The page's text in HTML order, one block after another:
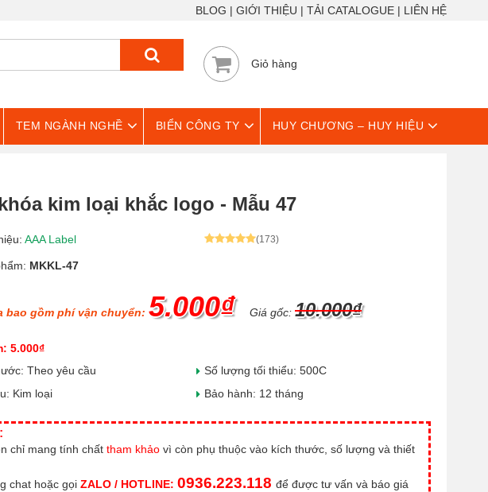
BLOG GIỚI THIỆU TẢI CATALOGUE LIÊN HỆ
Giỏ hàng
TEM NGÀNH NGHỀ BIỂN CÔNG TY HUY CHƯƠNG – HUY HIỆU
kim loại khắc logo - Mẫu 47
AAA Label (173)
MKKL-47
bao gồm phí vận chuyển: 5.000₫ Giá gốc: 10.000₫
5.000₫
Theo yêu cầu
Kim loại
Số lượng tối thiểu: 500C
Bảo hành: 12 tháng
chỉ mang tính chất tham khảo vì còn phụ thuộc vào kích thước, số lượng và thiết
chat hoặc gọi ZALO / HOTLINE: 0936.223.118 để được tư vấn và báo giá